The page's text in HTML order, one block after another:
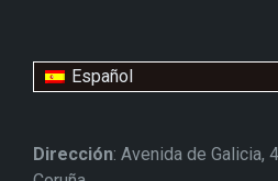
Español
Dirección: Avenida de Galicia,